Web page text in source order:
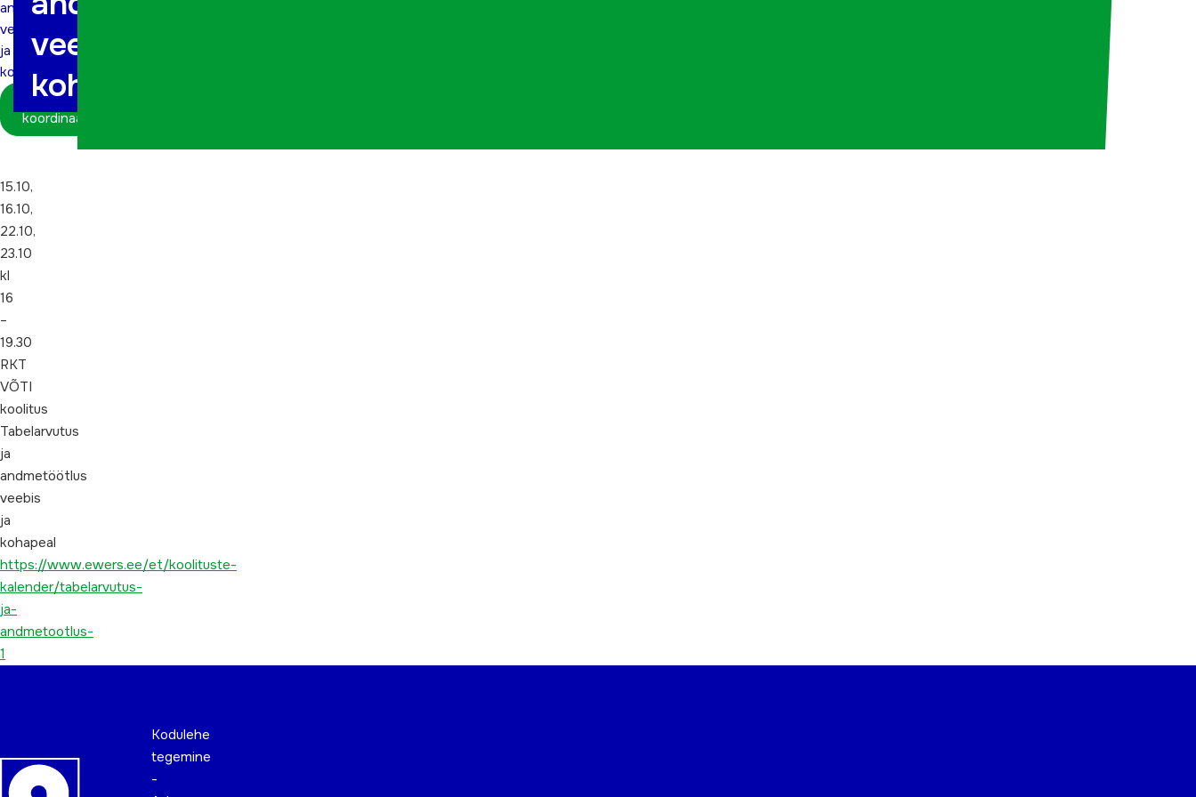
andmetöötlus
veebis
ja
kohapeal
Logi sisse
koordinaatorina
veebis ja
kohapeal
15.10,
16.10,
22.10,
23.10
kl
16
–
19.30
RKT
VÕTI
koolitus
Tabelarvutus
ja
andmetöötlus
veebis
ja
kohapeal
https://www.ewers.ee/et/koolituste-
kalender/tabelarvutus-
ja-
andmetootlus-
1
Kodulehe
tegemine
-